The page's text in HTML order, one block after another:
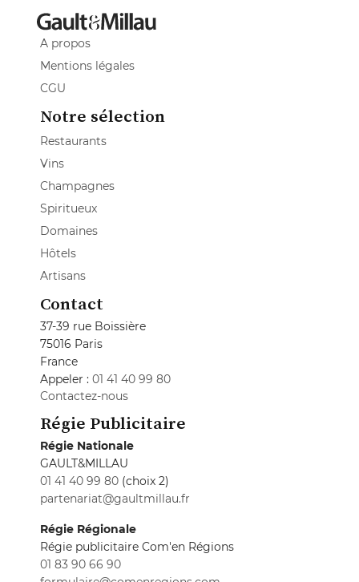
A propos
Mentions légales
CGU
Notre sélection
Restaurants
Vins
Champagnes
Spiritueux
Domaines
Hôtels
Artisans
Contact
37-39 rue Boissière
75016 Paris
France
Appeler : 01 41 40 99 80
Contactez-nous
Régie Publicitaire
Régie Nationale
GAULT&MILLAU
01 41 40 99 80 (choix 2)
partenariat@gaultmillau.fr
Régie Régionale
Régie publicitaire Com'en Régions
01 83 90 66 90